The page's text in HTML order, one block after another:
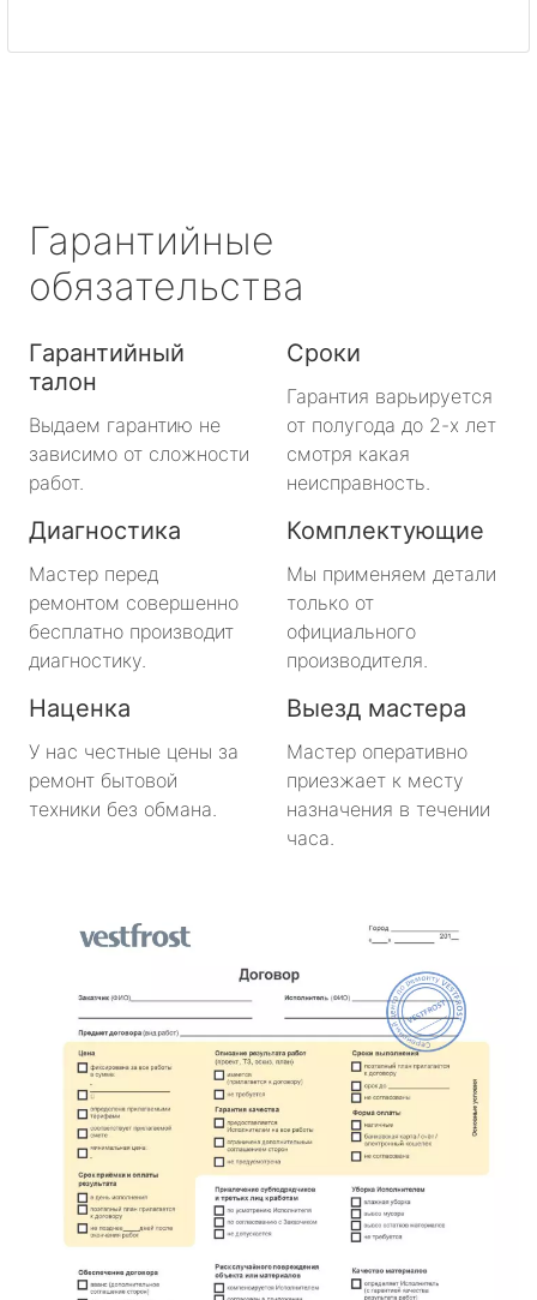
Гарантийные
обязательства
Гарантийный
талон
Выдаем гарантию не
зависимо от сложности
работ.
Сроки
Гарантия варьируется
от полугода до 2-х лет
смотря какая
неисправность.
Диагностика
Мастер перед
ремонтом совершенно
бесплатно производит
диагностику.
Комплектующие
Мы применяем детали
только от
официального
производителя.
Наценка
У нас честные цены за
ремонт бытовой
техники без обмана.
Выезд мастера
Мастер оперативно
приезжает к месту
назначения в течении
часа.